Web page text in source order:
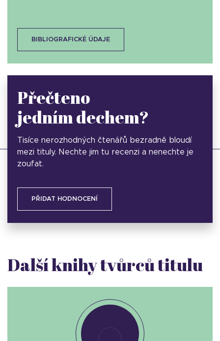
BIBLIOGRAFICKÉ ÚDAJE
Přečteno
jedním dechem?
Tisíce nerozhodných čtenářů bezradně bloudí
mezi tituly. Nechte jim tu recenzi a nenechte je
zoufat.
PŘIDAT HODNOCENÍ
Další knihy tvůrců titulu